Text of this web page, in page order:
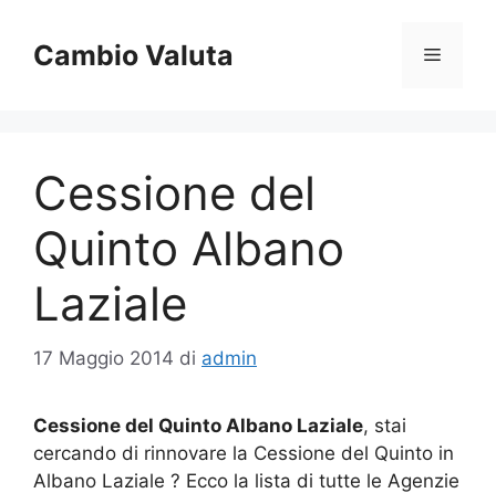
contenuto
Cambio Valuta Menu
Cessione del
Quinto Albano
Laziale
17 Maggio 2014 di admin
Cessione del Quinto Albano Laziale, stai
cercando di rinnovare la Cessione del Quinto in
Albano Laziale ? Ecco la lista di tutte le Agenzie